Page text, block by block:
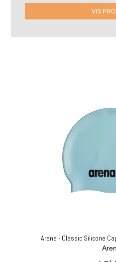
VIS
Arena - Classic Silicone